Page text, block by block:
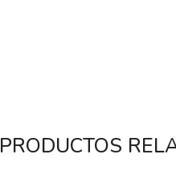
PRODUCTOS